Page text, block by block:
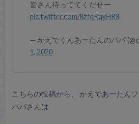
皆さん待っててくだせー
pic.twitter.com/8zfqRqyHR8
— かえでくんあーたんのパパ
1, 2020
こちらの投稿から、 かえであーたん
パパさんは